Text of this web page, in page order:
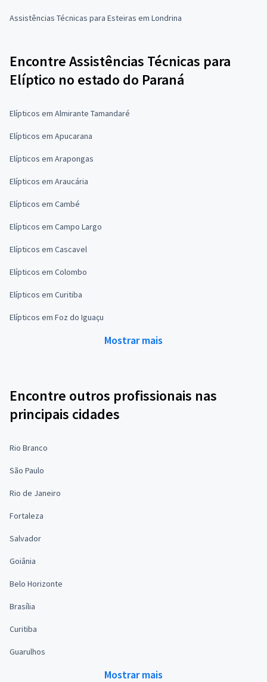
Assistências Técnicas para Esteiras em Londrina
Encontre Assistências Técnicas para
Elíptico no estado do Paraná
Elípticos em Almirante Tamandaré
Elípticos em Apucarana
Elípticos em Arapongas
Elípticos em Araucária
Elípticos em Cambé
Elípticos em Campo Largo
Elípticos em Cascavel
Elípticos em Colombo
Elípticos em Curitiba
Elípticos em Foz do Iguaçu
Mostrar mais
Encontre outros profissionais nas
principais cidades
Rio Branco
São Paulo
Rio de Janeiro
Fortaleza
Salvador
Goiânia
Belo Horizonte
Brasília
Curitiba
Guarulhos
Mostrar mais